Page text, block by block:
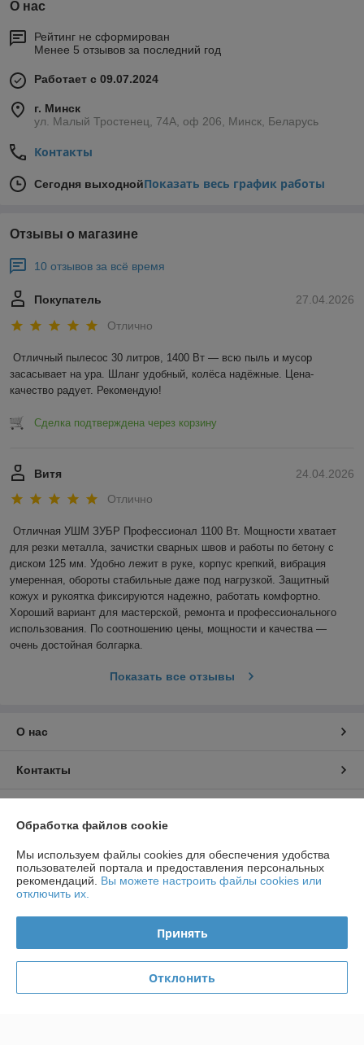
О нас
Рейтинг не сформирован
Менее 5 отзывов за последний год
Работает с 09.07.2024
г. Минск
ул. Малый Тростенец, 74А, оф 206, Минск, Беларусь
Контакты
Сегодня выходнойПоказать весь график работы
Отзывы о магазине
10 отзывов за всё время
27.04.2026
Покупатель
Отлично
Отличный пылесос 30 литров, 1400 Вт — всю пыль и мусор
засасывает на ура. Шланг удобный, колёса надёжные. Цена-
качество радует. Рекомендую!
Сделка подтверждена через корзину
24.04.2026
Витя
Отлично
Отличная УШМ ЗУБР Профессионал 1100 Вт. Мощности хватает
для резки металла, зачистки сварных швов и работы по бетону с
диском 125 мм. Удобно лежит в руке, корпус крепкий, вибрация
умеренная, обороты стабильные даже под нагрузкой. Защитный
кожух и рукоятка фиксируются надежно, работать комфортно.
Хороший вариант для мастерской, ремонта и профессионального
использования. По соотношению цены, мощности и качества —
очень достойная болгарка.
Показать все отзывы
О нас
Контакты
Полная версия сайта
Сайт создан на платформе Deal.by
Обработка файлов cookie
Мы используем файлы cookies для обеспечения удобства
пользователей портала и предоставления персональных
рекомендаций. Вы можете настроить файлы cookies или
отключить их.
Принять
Отклонить